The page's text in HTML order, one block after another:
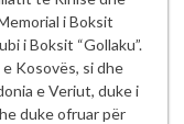
Memorial
“Abedin
Ejupi
–
Cuca”
i Boksit
i Boksit “Gollaku”.
Kosovës, si dhe
e Veriut, duke i
duke ofruar për